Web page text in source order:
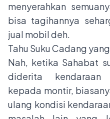
menyerahkan
bisa tagihannya
jual mobil deh.
Tahu Suku Cadang
Nah, ketika Sahabat
diderita kendaraan
kepada montir,
ulang kondisi